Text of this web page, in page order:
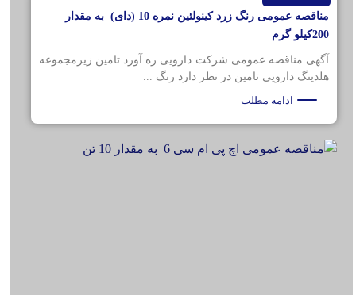
مناقصه عمومی رنگ زرد کینولئین نمره 10 (دای) به مقدار
200کیلو گرم
آگهی مناقصه عمومی شرکت دارویی ره آورد تامین زیرمجموعه
هلدینگ دارویی تامین در نظر دارد رنگ ...
ادامه مطلب